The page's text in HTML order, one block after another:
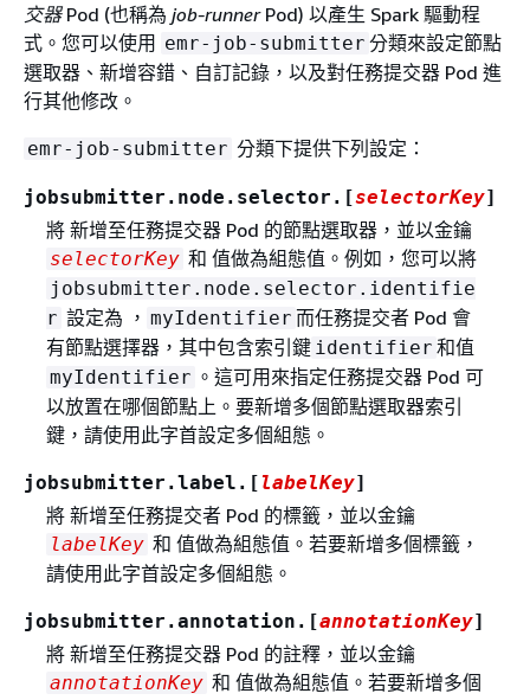
交器Pod (也稱為 job-runnerPod) 以產生 Spark 驅動程
式。您可以使用 emr-job-submitter 分類來設定節點
選取器、新增容錯、自訂記錄，以及對任務提交器 Pod 進
行其他修改。
emr-job-submitter 分類下提供下列設定：
jobsubmitter.node.selector.[selectorKey]
將 新增至任務提交器 Pod 的節點選取器，並以金鑰
selectorKey 和 值做為組態值。例如，您可以將
jobsubmitter.node.selector.identifie
r 設定為 ， myIdentifier 而任務提交者 Pod 會
有節點選擇器，其中包含索引鍵 identifier 和值
myIdentifier 。這可用來指定任務提交器 Pod 可
以放置在哪個節點上。要新增多個節點選取器索引
鍵，請使用此字首設定多個組態。
jobsubmitter.label.[ labelKey]
將 新增至任務提交者 Pod 的標籤，並以金鑰
labelKey 和 值做為組態值。若要新增多個標籤，
請使用此字首設定多個組態。
jobsubmitter.annotation.[annotationKey]
將 新增至任務提交器 Pod 的註釋，並以金鑰
annotationKey 和 值做為組態值。若要新增多個